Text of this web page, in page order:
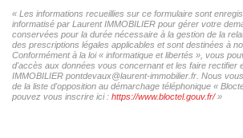
« Les informations recueillies sur ce formulaire sont
informatisé par Laurent IMMOBILIER pour gérer votre
conservées pour la durée nécessaire à la gestion de la
des prescriptions légales applicables et sont destinées à
Conformément à la loi « informatique et libertés », vous
d'accès aux données vous concernant et les faire rectifier
IMMOBILIER pontdevaux@laurent-immobilier.fr. Nous
de la liste d'opposition au démarchage téléphonique «
pouvez vous inscrire ici : https://www.bloctel.gouv.fr/»